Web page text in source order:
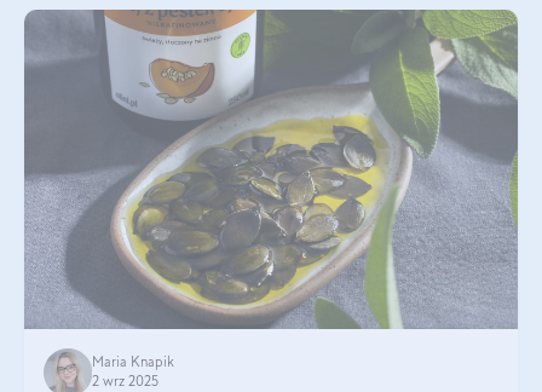
Maria Knapik
2 wrz 2025